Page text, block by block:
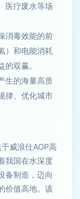
医疗废水等场
消毒效能的前
）和电能消耗
双赢。
生的海量高质
律、优化城市
威浪仕AOP高
我国在水深度
备制造，迈向
价值高地。该